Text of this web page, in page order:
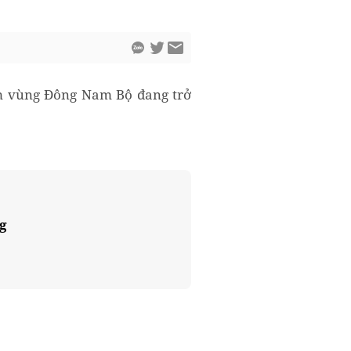
vùng Đông Nam Bộ đang trở